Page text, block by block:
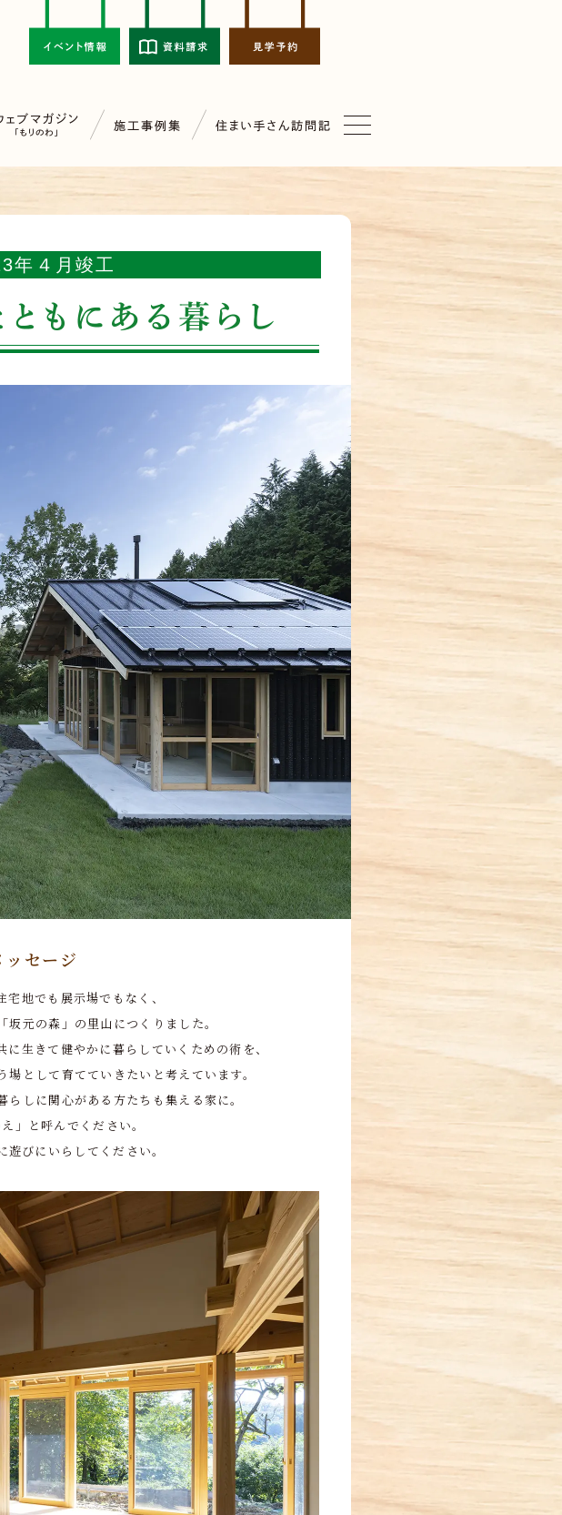
年４月竣工
ッセージ
地でも展示場でもなく、
元の森」の里山につくりました。
生きて健やかに暮らしていくための術を、
として育てていきたいと考えています。
しに関心がある方たちも集える家に。
」と呼んでください。
びにいらしてください。